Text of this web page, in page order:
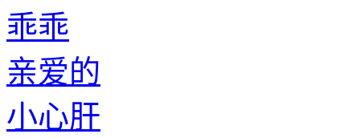
乖乖
亲爱的
小心肝